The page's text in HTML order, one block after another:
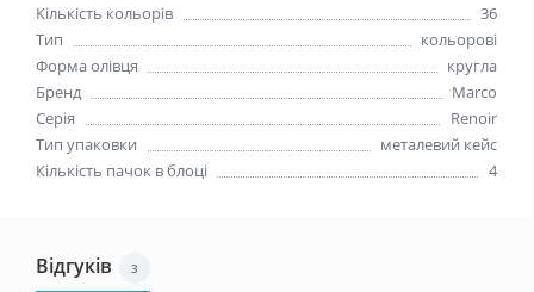
Кількість кольорів
36
Тип
кольорові
Форма олівця
кругла
Бренд
Marco
Серія
Renoir
Тип упаковки
металевий кейс
Кількість пачок в блоці
4
Відгуків 3